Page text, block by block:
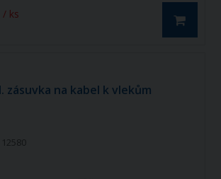
/ ks
zásuvka na kabel k vlekům